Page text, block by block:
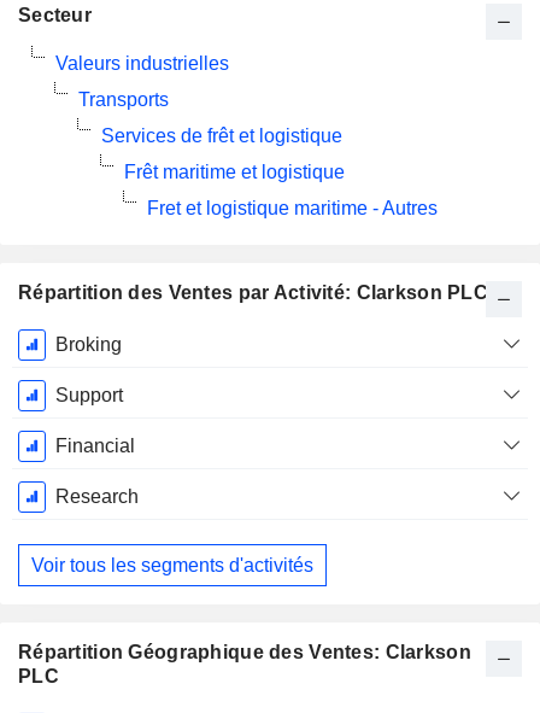
Répartition des Ventes par Activité: Clarkson PLC
Période
Fiscale:
Décembre
Broking
Support
Financial
Research
Voir tous les segments d'activités
Répartition Géographique des Ventes: Clarkson
PLC
Secteur
Valeurs industrielles
Transports
Services de frêt et logistique
Frêt maritime et logistique
Fret et logistique maritime - Autres